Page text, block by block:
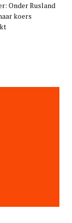
Onder Rusland
koers